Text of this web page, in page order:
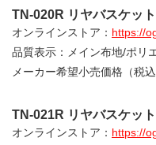
TN-020R リヤバスケッ
オンラインストア： https://
品質表示：メイン布地/ポリ
メーカー希望小売価格（税
TN-021R リヤバスケッ
オンラインストア： https://